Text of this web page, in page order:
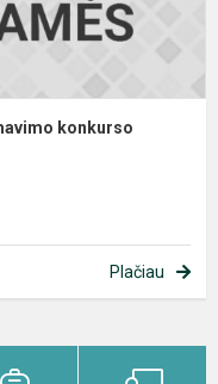
konkurso
Plačiau